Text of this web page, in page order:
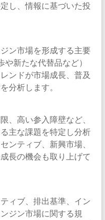
し、情報に基づいた投
ン市場を形成する主要
新たな代替品など）
ンドが市場成長、普及
分析します。
、高い参入障壁など、
主な課題を特定し分析
ンティブ、新興市場、
長の機会も取り上げて
ィブ、排出基準、イン
ジン市場に関する規